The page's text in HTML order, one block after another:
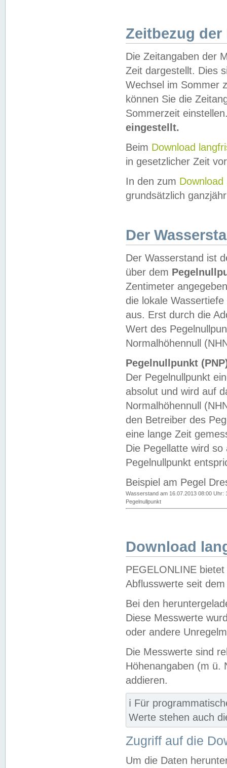
Zeitbezug der
Die Zeitangaben der
Zeit dargestellt. Dies
Wechsel im Sommer
können Sie die
Sommerzeit
eingestellt.
Beim Download
in gesetzlicher Zeit
In den zum Download
grundsätzlich
Der
Der Wasserstand ist
über dem
Zentimeter
die lokale
aus. Erst durch die
Wert des
Normalhöhennull
Pegelnullpunkt
Der Pegelnullpunkt
absolut und wird auf
Normalhöhennull
den Betreiber des
eine lange Zeit
Die Pegellatte wird
Pegelnullpunkt
Beispiel am Pegel
Wasserstand am 16.07.2013 08:00 Uhr:
Pegelnullpunkt
Download
PEGELONLINE
Abflusswerte seit
Bei den
Diese Messwerte
oder andere
Die Messwerte sind
Höhenangaben (m ü.
addieren.
ℹ️ Für
Werte stehen auch
Zugriff auf die
Um die Daten